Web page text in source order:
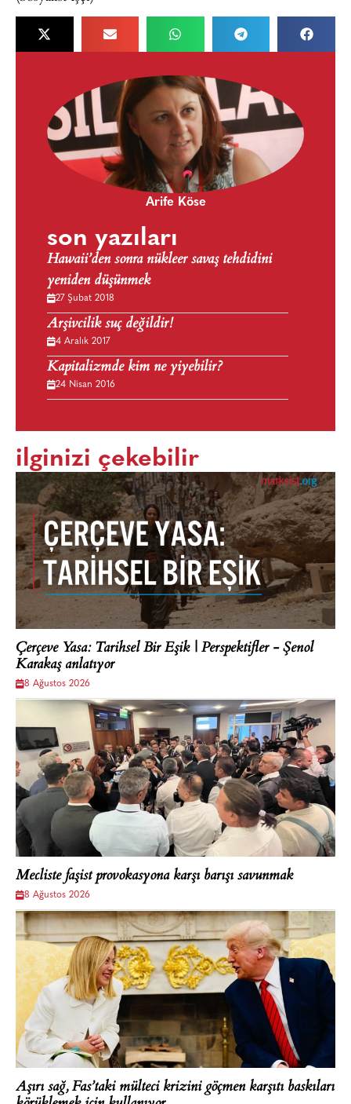
Arife Köse
son yazıları
Hawaii’den sonra nükleer savaş tehdidini
yeniden düşünmek
27 Şubat 2018
Arşivcilik suç değildir!
4 Aralık 2017
Kapitalizmde kim ne yiyebilir?
24 Nisan 2016
ilginizi çekebilir
Çerçeve Yasa: Tarihsel Bir Eşik | Perspektifler - Şenol
Karakaş anlatıyor
8 Ağustos 2026
Mecliste faşist provokasyona karşı barışı savunmak
8 Ağustos 2026
Aşırı sağ, Fas’taki mülteci krizini göçmen karşıtı baskıları